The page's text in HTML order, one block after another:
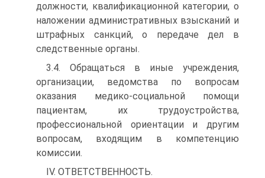
должности, квалификационной категории, о
наложении административных взысканий и
штрафных санкций, о передаче дел в
следственные органы.
3.4. Обращаться в иные учреждения,
организации, ведомства по вопросам
оказания медико-социальной помощи
пациентам, их трудоустройства,
профессиональной ориентации и другим
вопросам, входящим в компетенцию
комиссии.
IV. ОТВЕТСТВЕННОСТЬ.